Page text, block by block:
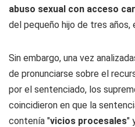
abuso sexual con acceso
del pequeño hijo de tres años,
Sin embargo, una vez
de pronunciarse sobre el
por el sentenciado, los
coincidieron en que la
contenía "vicios procesales"